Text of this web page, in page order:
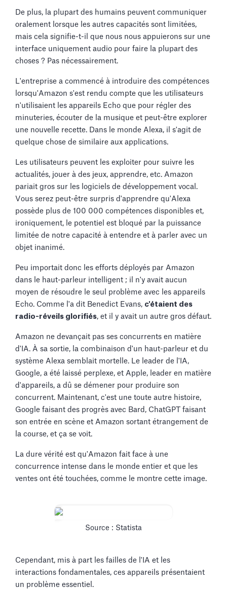
De plus, la plupart des humains peuvent communiquer
oralement lorsque les autres capacités sont limitées,
mais cela signifie-t-il que nous nous appuierons sur une
interface uniquement audio pour faire la plupart des
choses ? Pas nécessairement.
L'entreprise a commencé à introduire des compétences
lorsqu'Amazon s'est rendu compte que les utilisateurs
n'utilisaient les appareils Echo que pour régler des
minuteries, écouter de la musique et peut-être explorer
une nouvelle recette. Dans le monde Alexa, il s'agit de
quelque chose de similaire aux applications.
Les utilisateurs peuvent les exploiter pour suivre les
actualités, jouer à des jeux, apprendre, etc. Amazon
pariait gros sur les logiciels de développement vocal.
Vous serez peut-être surpris d'apprendre qu'Alexa
possède plus de 100 000 compétences disponibles et,
ironiquement, le potentiel est bloqué par la puissance
limitée de notre capacité à entendre et à parler avec un
objet inanimé.
Peu importait donc les efforts déployés par Amazon
dans le haut-parleur intelligent ; il n'y avait aucun
moyen de résoudre le seul problème avec les appareils
Echo. Comme l'a dit Benedict Evans, c'étaient des
radio-réveils glorifiés, et il y avait un autre gros défaut.
Amazon ne devançait pas ses concurrents en matière
d'IA. À sa sortie, la combinaison d'un haut-parleur et du
système Alexa semblait mortelle. Le leader de l'IA,
Google, a été laissé perplexe, et Apple, leader en matière
d'appareils, a dû se démener pour produire son
concurrent. Maintenant, c'est une toute autre histoire,
Google faisant des progrès avec Bard, ChatGPT faisant
son entrée en scène et Amazon sortant étrangement de
la course, et ça se voit.
La dure vérité est qu'Amazon fait face à une
concurrence intense dans le monde entier et que les
ventes ont été touchées, comme le montre cette image.
Source : Statista
Cependant, mis à part les failles de l'IA et les
interactions fondamentales, ces appareils présentaient
un problème essentiel.